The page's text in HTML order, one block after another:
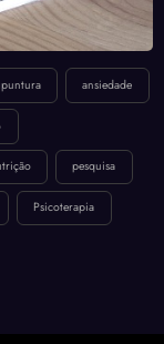
ansiedade
pesquisa
Psicoterapia